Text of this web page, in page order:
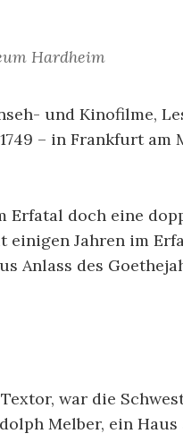
Hardheim
und Kinofilme,
– in Frankfurt am
Erfatal doch eine
einigen Jahren im
Anlass des
war die
Melber, ein Haus